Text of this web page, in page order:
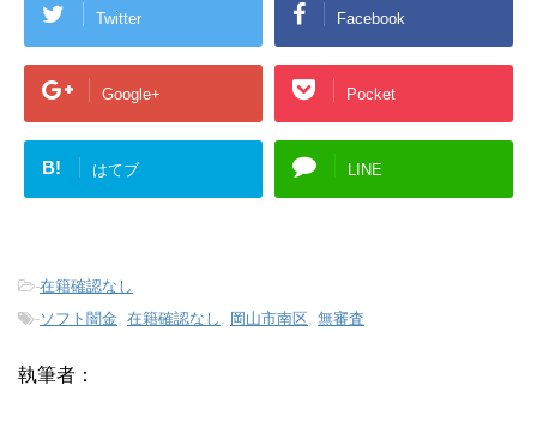
Twitter Facebook
Google+ Pocket
B! はてブ LINE
-在籍確認なし
-ソフト闇金, 在籍確認なし , 岡山市南区, 無審査
執筆者：